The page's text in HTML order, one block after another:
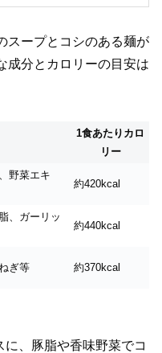
スープとコシのある麺が
成分とカロリーの目安は
1食あたりカロ
リー
野菜エキ
約420kcal
、ガーリッ
約440kcal
ぎ等 約370kcal
、豚脂や香味野菜でコ